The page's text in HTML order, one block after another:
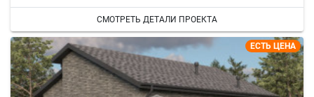
СМОТРЕТЬ ДЕТАЛИ ПРОЕКТА
ЕСТЬ ЦЕНА